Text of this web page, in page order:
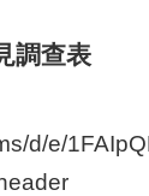
調查表
d/e/